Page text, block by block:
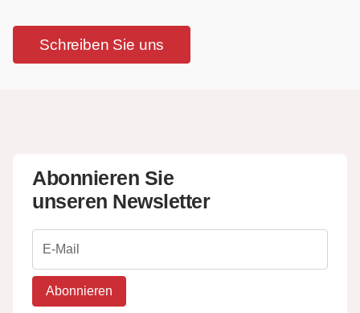
Schreiben Sie uns
Abonnieren Sie
unseren Newsletter
Abonnieren